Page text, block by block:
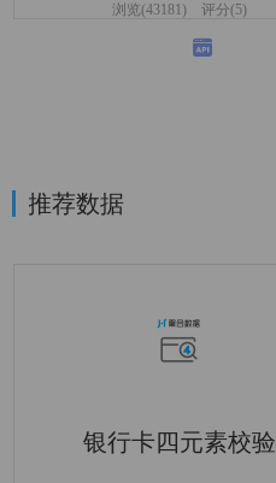
浏览(43181) 评分(5)
推荐数据
银行卡四元素校验